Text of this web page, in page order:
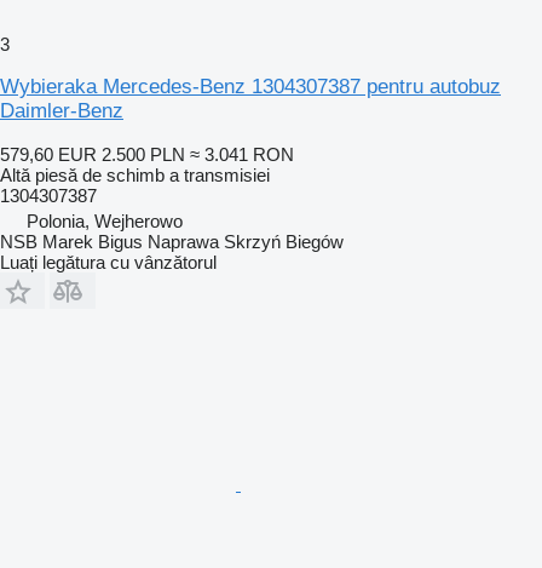
3
Wybieraka Mercedes-Benz 1304307387 pentru autobuz
Daimler-Benz
579,60 EUR 2.500 PLN ≈ 3.041 RON
Altă piesă de schimb a transmisiei
1304307387
Polonia, Wejherowo
NSB Marek Bigus Naprawa Skrzyń Biegów
Luați legătura cu vânzătorul